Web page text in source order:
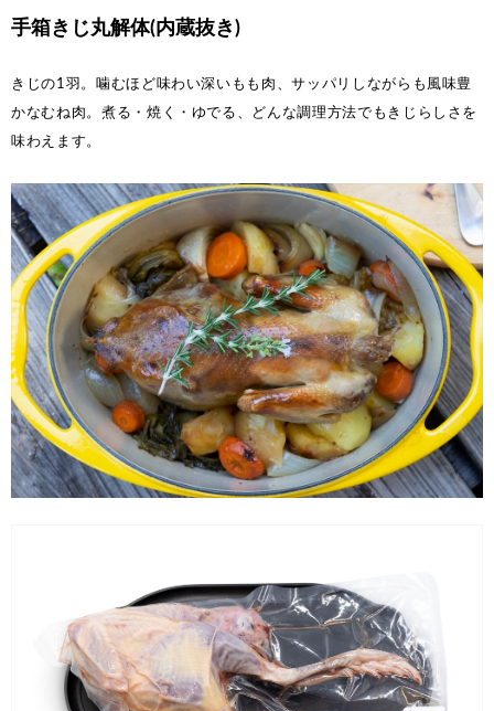
手箱きじ丸解体(内蔵抜き)
きじの1羽。噛むほど味わい深いもも肉、サッパリしながらも風味豊
かなむね肉。煮る・焼く・ゆでる、どんな調理方法でもきじらしさを
味わえます。